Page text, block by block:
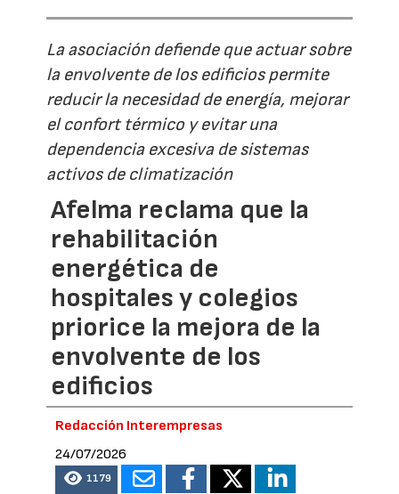
La asociación defiende que actuar sobre
la envolvente de los edificios permite
reducir la necesidad de energía, mejorar
el confort térmico y evitar una
dependencia excesiva de sistemas
activos de climatización
Afelma reclama que la
rehabilitación
energética de
hospitales y colegios
priorice la mejora de la
envolvente de los
edificios
Redacción Interempresas
24/07/2026
1179